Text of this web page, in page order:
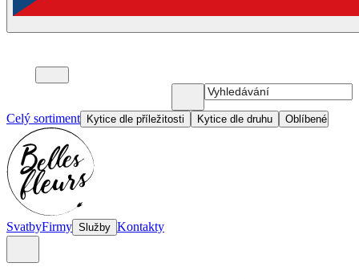
Celý sortiment Kytice dle příležitosti Kytice dle druhu Oblíbené
SvatbyFirmy Služby Kontakty